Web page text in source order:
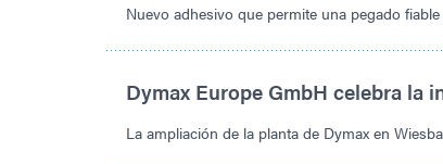
Nuevo adhesivo que permite una pegado
Dymax Europe GmbH celebra la
La ampliación de la planta de Dymax en